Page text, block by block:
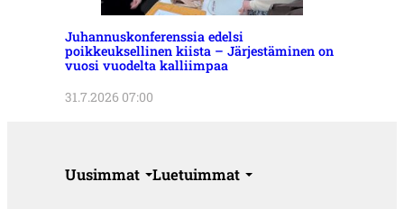
Juhannuskonferenssia edelsi
poikkeuksellinen kiista – Järjestäminen on
vuosi vuodelta kalliimpaa
31.7.2026 07:00
Uusimmat Luetuimmat